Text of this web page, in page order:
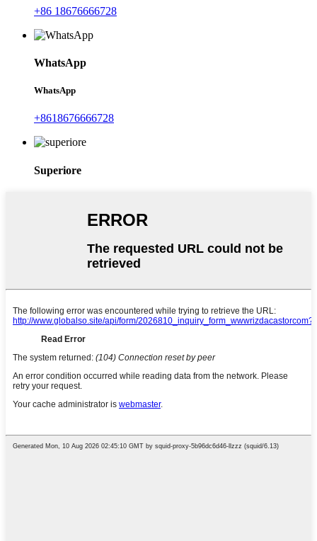
+86 18676666728
WhatsApp
WhatsApp
+8618676666728
Superiore